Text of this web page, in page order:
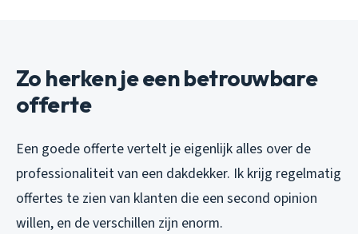
Zo herken je een betrouwbare
offerte
Een goede offerte vertelt je eigenlijk alles over de
professionaliteit van een dakdekker. Ik krijg regelmatig
offertes te zien van klanten die een second opinion
willen, en de verschillen zijn enorm.